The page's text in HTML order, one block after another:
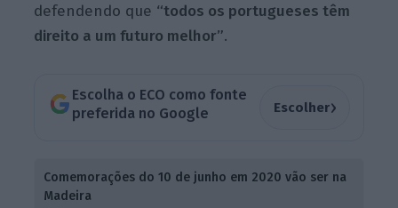
defendendo que “todos os portugueses têm
direito a um futuro melhor”.
Escolha o ECO como fonte
preferida no Google
Escolher›
Comemorações do 10 de junho em 2020 vão ser na
Madeira